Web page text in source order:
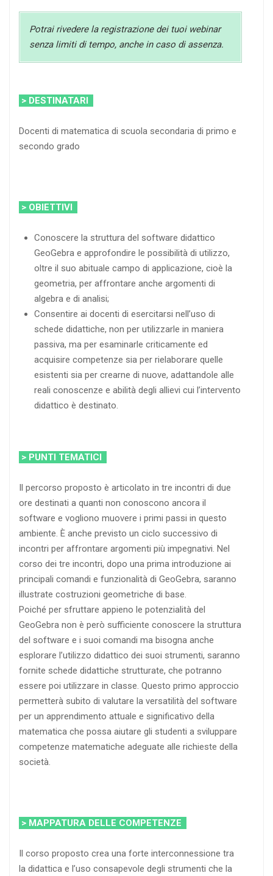
Potrai rivedere la registrazione dei tuoi webinar
senza limiti di tempo, anche in caso di assenza.
> DESTINATARI
Docenti di matematica di scuola secondaria di primo e
secondo grado
> OBIETTIVI
Conoscere la struttura del software didattico
GeoGebra e approfondire le possibilità di utilizzo,
oltre il suo abituale campo di applicazione, cioè la
geometria, per affrontare anche argomenti di
algebra e di analisi;
Consentire ai docenti di esercitarsi nell’uso di
schede didattiche, non per utilizzarle in maniera
passiva, ma per esaminarle criticamente ed
acquisire competenze sia per rielaborare quelle
esistenti sia per crearne di nuove, adattandole alle
reali conoscenze e abilità degli allievi cui l’intervento
didattico è destinato.
> PUNTI TEMATICI
Il percorso proposto è articolato in tre incontri di due
ore destinati a quanti non conoscono ancora il
software e vogliono muovere i primi passi in questo
ambiente. È anche previsto un ciclo successivo di
incontri per affrontare argomenti più impegnativi. Nel
corso dei tre incontri, dopo una prima introduzione ai
principali comandi e funzionalità di GeoGebra, saranno
illustrate costruzioni geometriche di base.
Poiché per sfruttare appieno le potenzialità del
GeoGebra non è però sufficiente conoscere la struttura
del software e i suoi comandi ma bisogna anche
esplorare l’utilizzo didattico dei suoi strumenti, saranno
fornite schede didattiche strutturate, che potranno
essere poi utilizzare in classe. Questo primo approccio
permetterà subito di valutare la versatilità del software
per un apprendimento attuale e significativo della
matematica che possa aiutare gli studenti a sviluppare
competenze matematiche adeguate alle richieste della
società.
> MAPPATURA DELLE COMPETENZE
Il corso proposto crea una forte interconnessione tra
la didattica e l’uso consapevole degli strumenti che la